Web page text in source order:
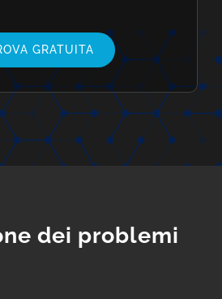
GRATUITA
dei problemi